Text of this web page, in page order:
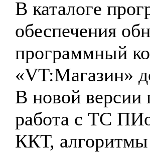
В каталоге
обеспечения
программный
«VT:Магазин»
В новой версии
работа с ТС
ККТ,